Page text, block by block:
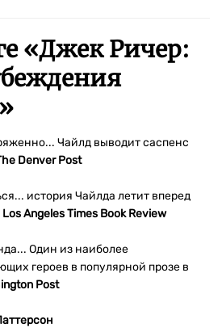
«Джек Ричер:
»
Чайлд выводит саспенс
Denver Post
история Чайлда летит вперед
Los Angeles Times Book Review
Один из наиболее
героев в популярной прозе в
Post